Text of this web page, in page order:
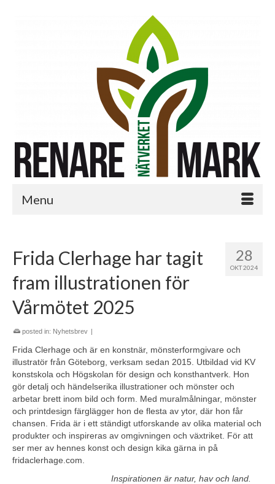
Menu
28
OKT 2024
Frida Clerhage har tagit
fram illustrationen för
Vårmötet 2025
posted in: Nyhetsbrev |
Frida Clerhage och är en konstnär, mönsterformgivare och
illustratör från Göteborg, verksam sedan 2015. Utbildad vid KV
konstskola och Högskolan för design och konsthantverk. Hon
gör detalj och händelserika illustrationer och mönster och
arbetar brett inom bild och form. Med muralmålningar, mönster
och printdesign färglägger hon de flesta av ytor, där hon får
chansen. Frida är i ett ständigt utforskande av olika material och
produkter och inspireras av omgivningen och växtriket. För att
ser mer av hennes konst och design kika gärna in på
fridaclerhage.com.
Inspirationen är natur, hav och land.